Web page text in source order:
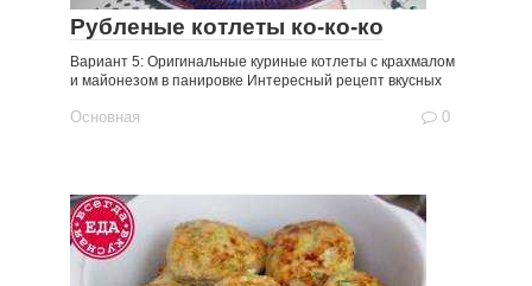
Рубленые котлеты ко-ко-ко
Вариант 5: Оригинальные куриные котлеты с крахмалом
и майонезом в панировке Интересный рецепт вкусных
Основная 0